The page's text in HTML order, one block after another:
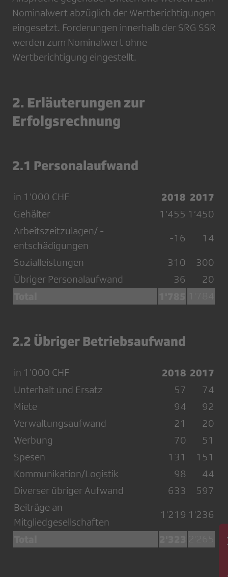
Nominalwert abzüglich der Wertberichtigungen
eingesetzt. Forderungen innerhalb der SRG SSR
werden zum Nominalwert ohne
Wertberichtigung eingestellt.
2. Erläuterungen zur
Erfolgsrechnung
2.1 Personalaufwand
in 1’000 CHF 2018 2017
Gehälter 1’455 1’450
Arbeitszeitzulagen/ -
entschädigungen
-16 14
Sozialleistungen 310
300
Übriger Personalaufwand
36 20
2.2 Übriger Betriebsaufwand
in 1’000 CHF 2018 2017
Unterhalt und Ersatz 57
74
Miete
94
92
Verwaltungsaufwand
21
20
Werbung
70
51
Spesen
131
151
Kommunikation/Logistik
98
44
Diverser übriger Aufwand
633
597
Beiträge an
Mitgliedgesellschaften
1'219 1'236